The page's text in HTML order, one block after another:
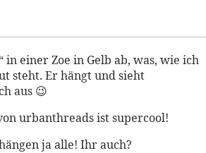
in einer Zoe in Gelb ab, was, wie ich
steht. Er hängt und sieht
aus 😉
urbanthreads ist supercool!
ja alle! Ihr auch?